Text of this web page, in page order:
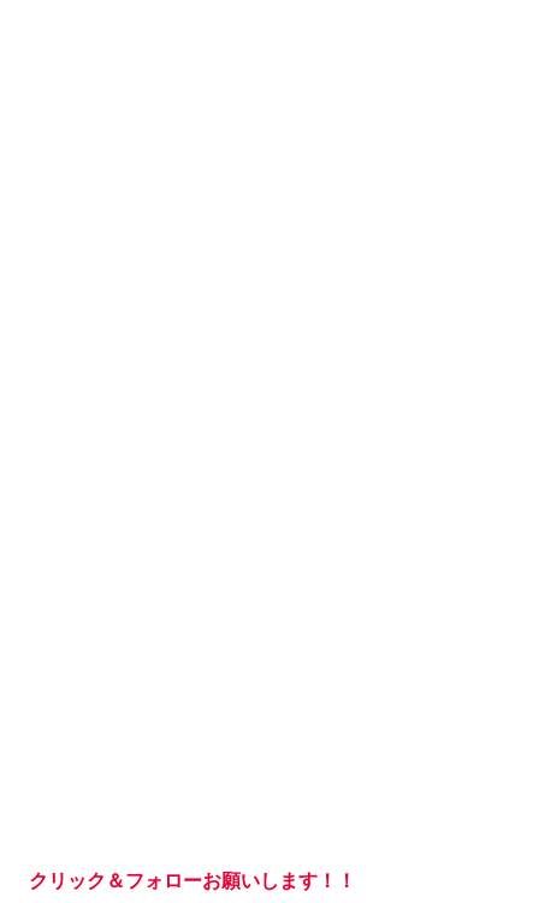
クリック＆フォローお願いします！！